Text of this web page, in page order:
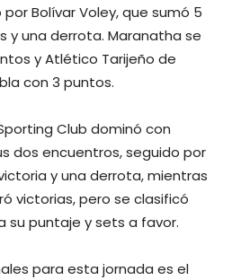
Bolívar Voley, que sumó 5
y una derrota. Maranatha se
y Atlético Tarijeño de
con 3 puntos.
Club dominó con
dos encuentros, seguido por
y una derrota, mientras
victorias, pero se clasificó
su puntaje y sets a favor.
para esta jornada es el